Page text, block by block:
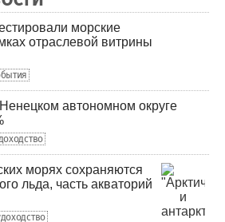
морские
отраслевой витрины
автономном округе
морях сохраняются
льда, часть акваторий